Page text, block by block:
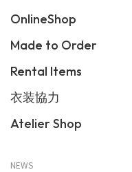
OnlineShop
Made to Order
Rental Items
衣装協力
Atelier Shop
NEWS